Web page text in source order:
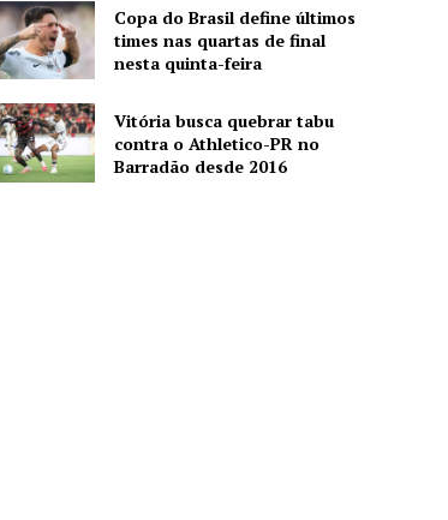
Copa do Brasil define últimos
times nas quartas de final
nesta quinta-feira
Vitória busca quebrar tabu
contra o Athletico-PR no
Barradão desde 2016